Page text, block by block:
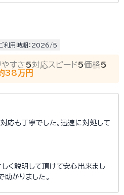
利用時期：2026/5
すさ5対応スピード5価格5
38万円
応も丁寧でした。迅速に対処して
く説明して頂けて安心出来まし
助かりました。